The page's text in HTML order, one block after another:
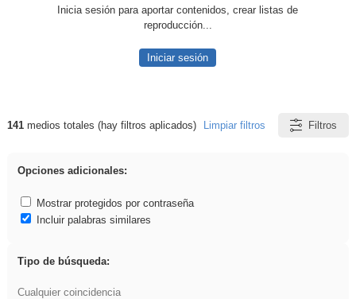
Inicia sesión para aportar contenidos, crear listas de
reproducción...
Iniciar sesión
Resultados de: Periódicos y revistas
141medios totales (hay filtros aplicados) Limpiar filtros Filtros
Opciones adicionales:
Mostrar protegidos por contraseña
Incluir palabras similares
Tipo de búsqueda:
Cualquier coincidencia